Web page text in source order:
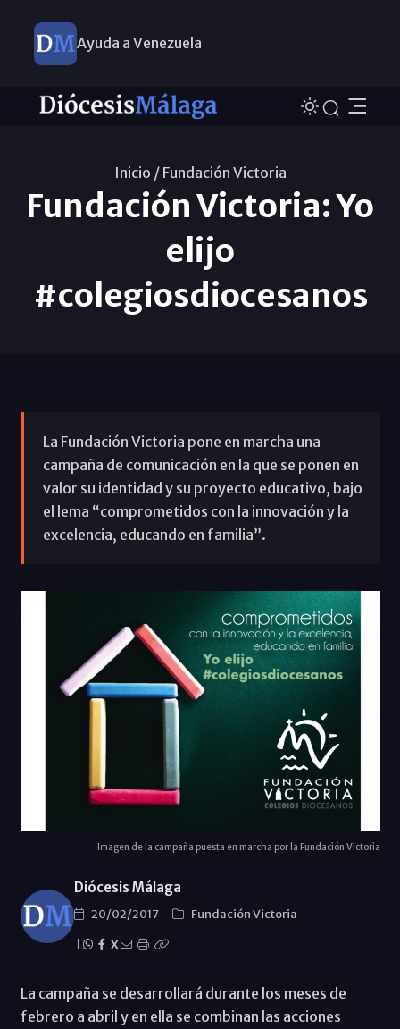
Ayuda a Venezuela
Inicio / Fundación Victoria
Fundación Victoria: Yo
elijo
#colegiosdiocesanos
La Fundación Victoria pone en marcha una
campaña de comunicación en la que se ponen en
valor su identidad y su proyecto educativo, bajo
el lema “comprometidos con la innovación y la
excelencia, educando en familia”.
Imagen de la campaña puesta en marcha por la Fundación Victoria
Diócesis Málaga
20/02/2017
Fundación Victoria
X
La campaña se desarrollará durante los meses de
febrero a abril y en ella se combinan las acciones